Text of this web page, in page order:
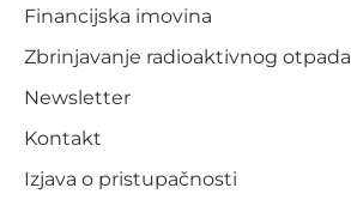
Financijska imovina
Zbrinjavanje radioaktivnog otpada
Newsletter
Kontakt
Izjava o pristupačnosti